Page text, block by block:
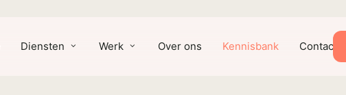
Diensten Werk Over ons Kennisbank Contact